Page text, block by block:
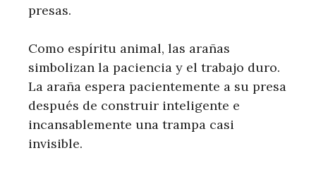
presas.
Como espíritu animal, las arañas
simbolizan la paciencia y el trabajo duro.
La araña espera pacientemente a su presa
después de construir inteligente e
incansablemente una trampa casi
invisible.